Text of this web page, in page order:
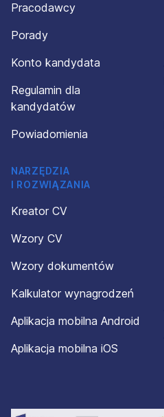
Pracodawcy
Porady
Konto kandydata
Regulamin dla
kandydatów
Powiadomienia
NARZĘDZIA
I ROZWIĄZANIA
Kreator CV
Wzory CV
Wzory dokumentów
Kalkulator wynagrodzeń
Aplikacja mobilna Android
Aplikacja mobilna iOS